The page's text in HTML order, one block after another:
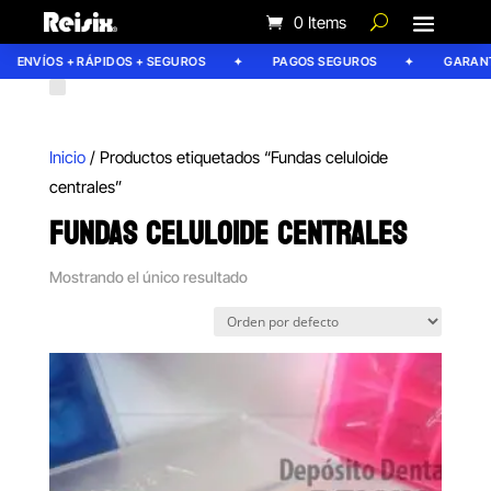
0 Items
ENVÍOS + RÁPIDOS + SEGUROS PAGOS SEGUROS
Inicio/ Productos etiquetados “Fundas celuloide
centrales”
FUNDAS CELULOIDE CENTRALES
Mostrando el único resultado